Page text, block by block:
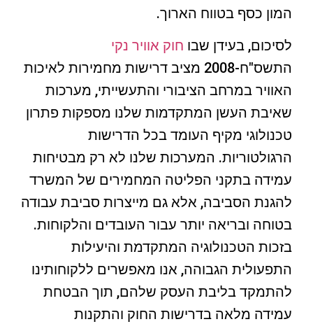
המון כסף בטווח הארוך.
לסיכום, בעידן שבו חוק אוויר נקי
התשס"ח-2008 מציב דרישות מחמירות לאיכות
האוויר במרחב הציבורי והתעשייתי, מערכות
שאיבת העשן המתקדמות שלנו מספקות פתרון
טכנולוגי מקיף העומד בכל הדרישות
הרגולטוריות. המערכות שלנו לא רק מבטיחות
עמידה בתקני הפליטה המחמירים של המשרד
להגנת הסביבה, אלא גם מייצרות סביבת עבודה
בטוחה ובריאה יותר עבור העובדים והלקוחות.
בזכות הטכנולוגיה המתקדמת והיעילות
התפעולית הגבוהה, אנו מאפשרים ללקוחותינו
להתמקד בליבת העסק שלהם, תוך הבטחת
עמידה מלאה בדרישות החוק והתקנות